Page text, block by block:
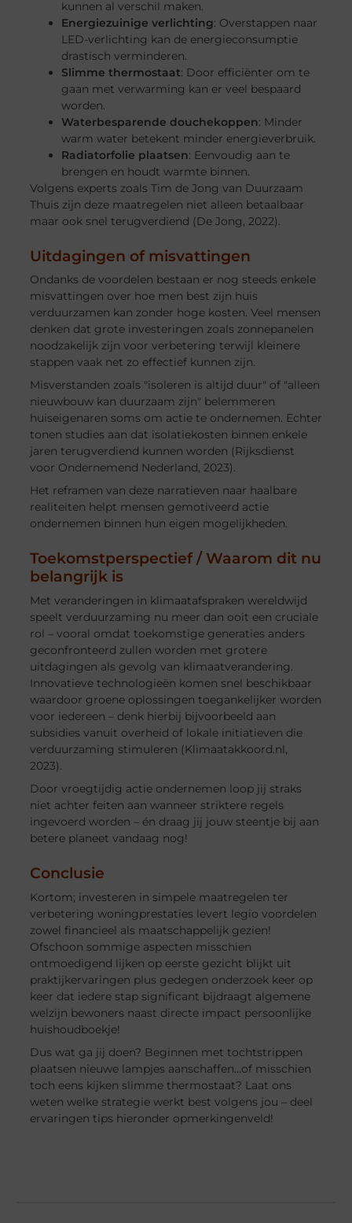
kunnen al verschil maken.
Energiezuinige verlichting: Overstappen naar
LED-verlichting kan de energieconsumptie
drastisch verminderen.
Slimme thermostaat: Door efficiënter om te
gaan met verwarming kan er veel bespaard
worden.
Waterbesparende douchekoppen: Minder
warm water betekent minder energieverbruik.
Radiatorfolie plaatsen: Eenvoudig aan te
brengen en houdt warmte binnen.
Volgens experts zoals Tim de Jong van Duurzaam
Thuis zijn deze maatregelen niet alleen betaalbaar
maar ook snel terugverdiend (De Jong, 2022).
Uitdagingen of misvattingen
Ondanks de voordelen bestaan er nog steeds enkele
misvattingen over hoe men best zijn huis
verduurzamen kan zonder hoge kosten. Veel mensen
denken dat grote investeringen zoals zonnepanelen
noodzakelijk zijn voor verbetering terwijl kleinere
stappen vaak net zo effectief kunnen zijn.
Misverstanden zoals "isoleren is altijd duur" of "alleen
nieuwbouw kan duurzaam zijn" belemmeren
huiseigenaren soms om actie te ondernemen. Echter
tonen studies aan dat isolatiekosten binnen enkele
jaren terugverdiend kunnen worden (Rijksdienst
voor Ondernemend Nederland, 2023).
Het reframen van deze narratieven naar haalbare
realiteiten helpt mensen gemotiveerd actie
ondernemen binnen hun eigen mogelijkheden.
Toekomstperspectief / Waarom dit nu
belangrijk is
Met veranderingen in klimaatafspraken wereldwijd
speelt verduurzaming nu meer dan ooit een cruciale
rol – vooral omdat toekomstige generaties anders
geconfronteerd zullen worden met grotere
uitdagingen als gevolg van klimaatverandering.
Innovatieve technologieën komen snel beschikbaar
waardoor groene oplossingen toegankelijker worden
voor iedereen – denk hierbij bijvoorbeeld aan
subsidies vanuit overheid of lokale initiatieven die
verduurzaming stimuleren (Klimaatakkoord.nl,
2023).
Door vroegtijdig actie ondernemen loop jij straks
niet achter feiten aan wanneer striktere regels
ingevoerd worden – én draag jij jouw steentje bij aan
betere planeet vandaag nog!
Conclusie
Kortom; investeren in simpele maatregelen ter
verbetering woningprestaties levert legio voordelen
zowel financieel als maatschappelijk gezien!
Ofschoon sommige aspecten misschien
ontmoedigend lijken op eerste gezicht blijkt uit
praktijkervaringen plus gedegen onderzoek keer op
keer dat iedere stap significant bijdraagt algemene
welzijn bewoners naast directe impact persoonlijke
huishoudboekje!
Dus wat ga jij doen? Beginnen met tochtstrippen
plaatsen nieuwe lampjes aanschaffen…of misschien
toch eens kijken slimme thermostaat? Laat ons
weten welke strategie werkt best volgens jou – deel
ervaringen tips hieronder opmerkingenveld!